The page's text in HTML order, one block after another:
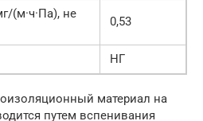
(м·ч·Па), не
0,53
НГ
материал на
путем вспенивания